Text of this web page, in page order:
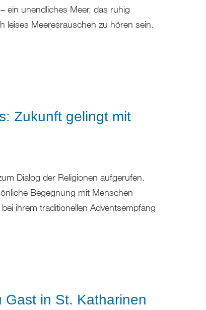
ein unendliches Meer, das ruhig
leises Meeresrauschen zu hören sein.
Zukunft gelingt mit
Dialog der Religionen aufgerufen.
Begegnung mit Menschen
ihrem traditionellen Adventsempfang
in St. Katharinen